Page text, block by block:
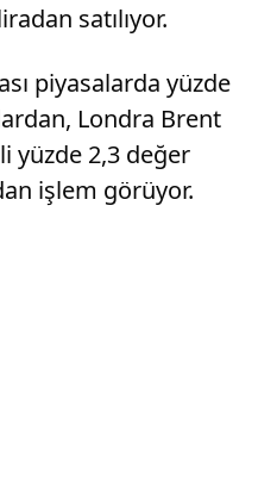
satılıyor.
piyasalarda yüzde
Londra Brent
yüzde 2,3 değer
işlem görüyor.